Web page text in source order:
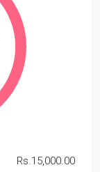
Rs.15,000.00